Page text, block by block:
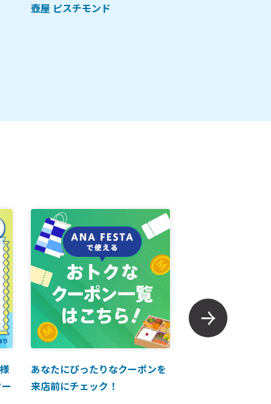
壺屋 ピスチモンド
あなたにぴったりなクーポンを
来店前にチェック！